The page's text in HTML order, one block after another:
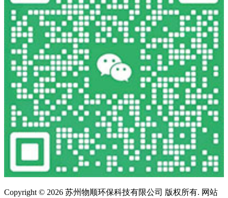
Copyright © 2026 苏州物顺环保科技有限公司 版权所有. 网站